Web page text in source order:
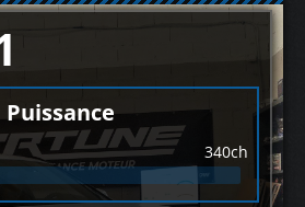
Puissance
340ch